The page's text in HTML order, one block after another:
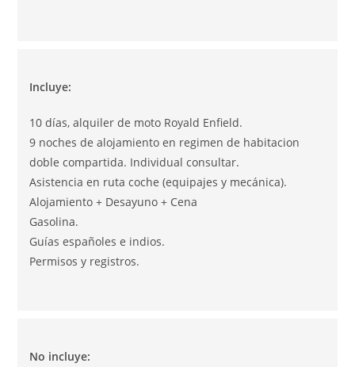
Incluye:
10 días, alquiler de moto Royald Enfield.
9 noches de alojamiento en regimen de habitacion
doble compartida. Individual consultar.
Asistencia en ruta coche (equipajes y mecánica).
Alojamiento + Desayuno + Cena
Gasolina.
Guías españoles e indios.
Permisos y registros.
No incluye: